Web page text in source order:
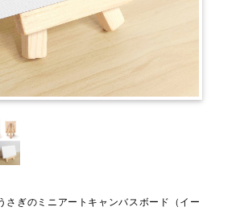
さぎのミニアートキャンバスボード（イー